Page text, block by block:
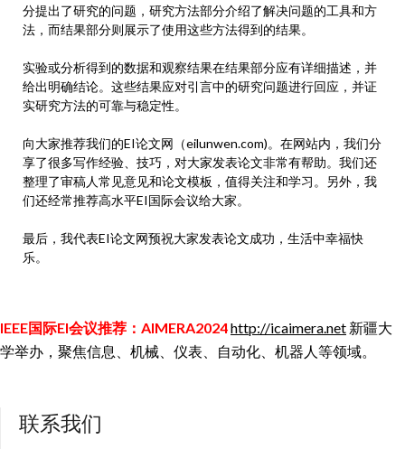
分提出了研究的问题，研究方法部分介绍了解决问题的工具和方
法，而结果部分则展示了使用这些方法得到的结果。
实验或分析得到的数据和观察结果在结果部分应有详细描述，并
给出明确结论。这些结果应对引言中的研究问题进行回应，并证
实研究方法的可靠与稳定性。
向大家推荐我们的EI论文网（eilunwen.com)。在网站内，我们分
享了很多写作经验、技巧，对大家发表论文非常有帮助。我们还
整理了审稿人常见意见和论文模板，值得关注和学习。另外，我
们还经常推荐高水平EI国际会议给大家。
最后，我代表EI论文网预祝大家发表论文成功，生活中幸福快
乐。
IEEE国际EI会议推荐：AIMERA2024http://icaimera.net 新疆大
学举办，聚焦信息、机械、仪表、自动化、机器人等领域。
联系我们